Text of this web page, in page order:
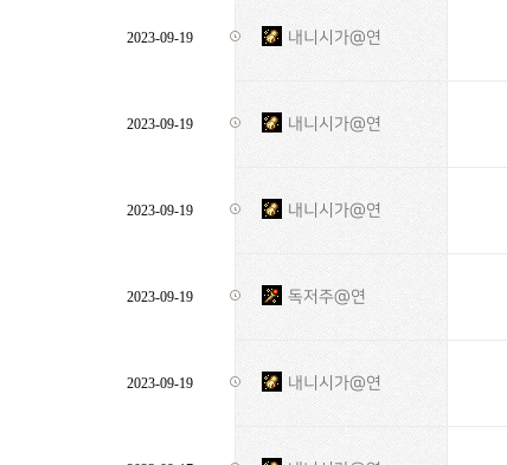
2023-09-19 내니시가@연
2023-09-19 내니시가@연
2023-09-19 내니시가@연
2023-09-19 독저주@연
2023-09-19 내니시가@연